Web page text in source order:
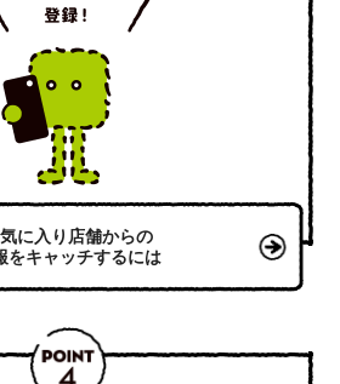
に入り店舗からの
をキャッチするには